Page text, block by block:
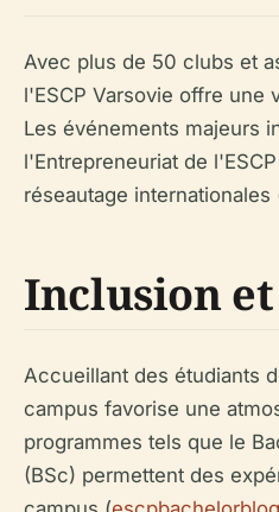
Avec plus de 50 clubs et
l'ESCP Varsovie offre une
Les événements majeurs
l'Entrepreneuriat de
réseautage internationales
Inclusion
Accueillant des étudiants
campus favorise une
programmes tels que le
(BSc) permettent des